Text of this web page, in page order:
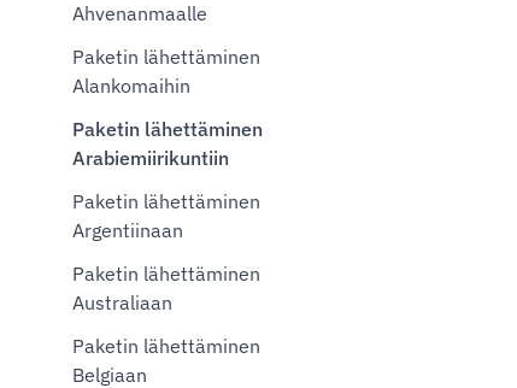
Ahvenanmaalle
Paketin lähettäminen
Alankomaihin
Paketin lähettäminen
Arabiemiirikuntiin
Paketin lähettäminen
Argentiinaan
Paketin lähettäminen
Australiaan
Paketin lähettäminen
Belgiaan